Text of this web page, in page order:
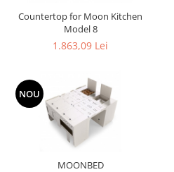
Countertop for Moon Kitchen
Model 8
1.863,09 Lei
NOU
MOONBED